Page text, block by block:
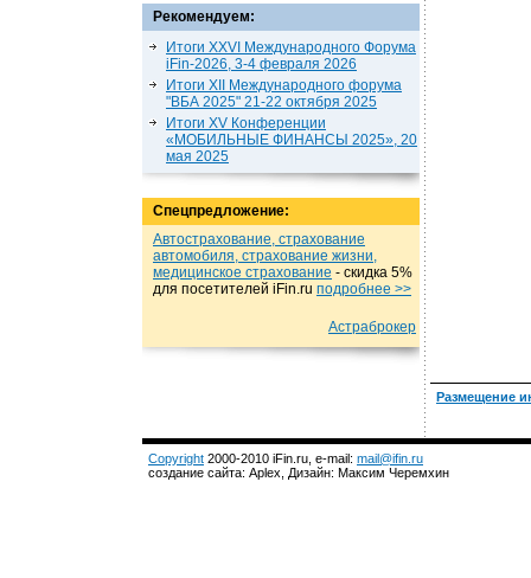
Рекомендуем:
Итоги XXVI Международного Форума
iFin-2026, 3-4 февраля 2026
Итоги XII Международного форума
"ВБА 2025" 21-22 октября 2025
Итоги XV Конференции
«МОБИЛЬНЫЕ ФИНАНСЫ 2025», 20
мая 2025
Спецпредложение:
Автострахование, страхование
автомобиля, страхование жизни,
медицинское страхование - cкидка 5%
для посетителей iFin.ru подробнеe >>
Астраброкер
Размещение
Copyright 2000-2010 iFin.ru, e-mail: mail@ifin.ru
создание сайта: Aplex, Дизайн: Максим Черемхин